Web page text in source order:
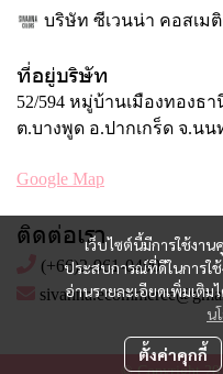
เว็บไซต์นี้มีการใช้งา
ประสบการณ์ที่ดีในการใ
อ่านรายละเอียดเพิ่มเติม
น
ตั้งค่าคุกกี้
บริษัท ซีเวนน่า คอสเม
ที่อยู่บริษัท
52/594 หมู่บ้านเมืองทองธ
ต.บางพูด อ.ปากเกร็ด จ.นน
Google Map
ติดต่อเรา
(+66)2-961-0490